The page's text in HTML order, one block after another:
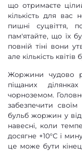
що отримаєте
кількість для
пишні суцвіття,
пам'ятайте, що їх
повній тіні вони
але кількість
Жоржини чудово
піщаних
чорноземом.
забезпечити
бульб жоржин у
навесні, коли
досягне +10°C і
це може бути